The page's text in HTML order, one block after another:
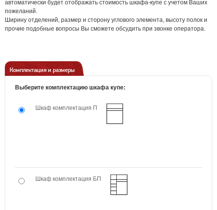
автоматически будет отображать стоимость шкафа-купе с учетом Ваших
пожеланий.
Ширину отделений, размер и сторону углового элемента, высоту полок и
прочие подобные вопросы Вы сможете обсудить при звонке оператора.
Комплектация и размеры
Выберите комплектацию шкафа купе:
Шкаф комплектация П
Шкаф комплектация БП